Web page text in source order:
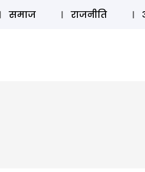
लॉग इन ⚲
समाज राजनीति